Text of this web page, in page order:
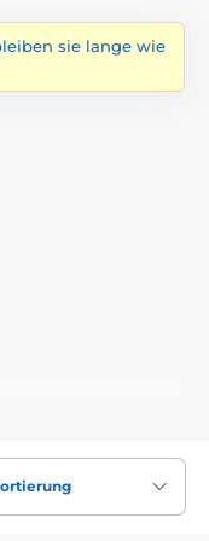
sie lange wie